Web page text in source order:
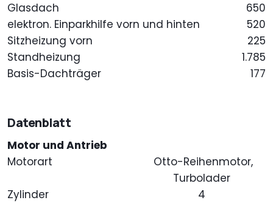
Glasdach
650
elektron. Einparkhilfe vorn und hinten
520
Sitzheizung vorn
225
Standheizung
1.785
Basis-Dachträger
177
Datenblatt
Motor und Antrieb
Motorart
Otto-Reihenmotor,
Turbolader
Zylinder
4